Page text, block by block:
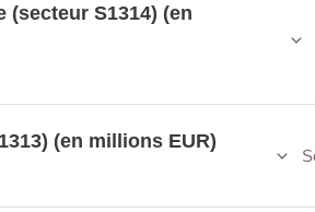
S1314) (en
(en millions EUR)